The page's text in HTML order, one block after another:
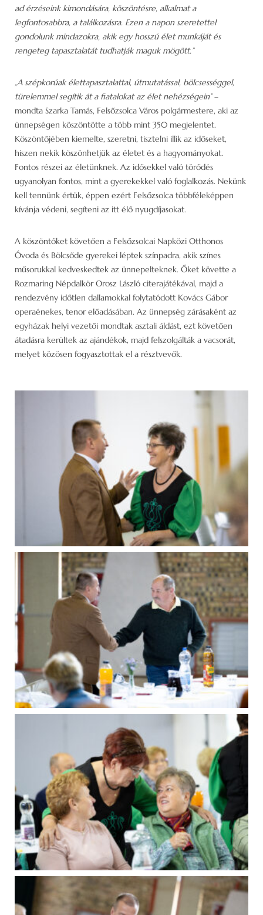
ad érzéseink kimondására, köszöntésre, alkalmat a
legfontosabbra, a találkozásra. Ezen a napon szeretettel
gondolunk mindazokra, akik egy hosszú élet munkáját és
rengeteg tapasztalatát tudhatják maguk mögött.”
„A szépkorúak élettapasztalattal, útmutatással, bölcsességgel,
türelemmel segítik át a fiatalokat az élet nehézségein”–
mondta Szarka Tamás, Felsőzsolca Város polgármestere, aki az
ünnepségen köszöntötte a több mint 350 megjelentet.
Köszöntőjében kiemelte, szeretni, tisztelni illik az időseket,
hiszen nekik köszönhetjük az életet és a hagyományokat.
Fontos részei az életünknek. Az idősekkel való törődés
ugyanolyan fontos, mint a gyerekekkel való foglalkozás. Nekünk
kell tennünk értük, éppen ezért Felsőzsolca többféleképpen
kívánja védeni, segíteni az itt élő nyugdíjasokat.
A köszöntőket követően a Felsőzsolcai Napközi Otthonos
Óvoda és Bölcsőde gyerekei léptek színpadra, akik színes
műsorukkal kedveskedtek az ünnepelteknek. Őket követte a
Rozmaring Népdalkör Orosz László citerajátékával, majd a
rendezvény időtlen dallamokkal folytatódott Kovács Gábor
operaénekes, tenor előadásában. Az ünnepség zárásaként az
egyházak helyi vezetői mondtak asztali áldást, ezt követően
átadásra kerültek az ajándékok, majd felszolgálták a vacsorát,
melyet közösen fogyasztottak el a résztvevők.